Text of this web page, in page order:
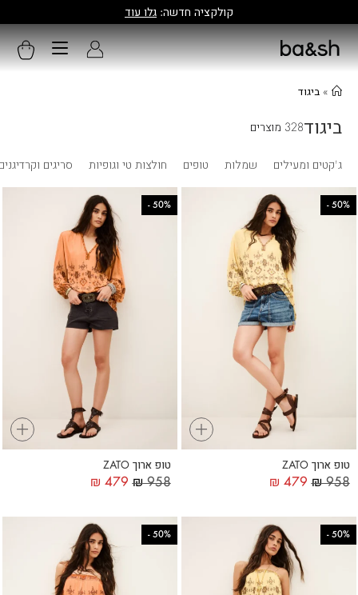
קולקציה חדשה: גלו עוד
» ביגוד
ביגוד328 מוצרים
ג'קטים ומעילים שמלות טופים חולצות טי וגופיות סריגים
+
50%
-
טופ ארוך ZATO
₪958
₪ 479
+
50%
-
טופ ארוך ZATO
₪958
₪ 479
50%
-
50%
-